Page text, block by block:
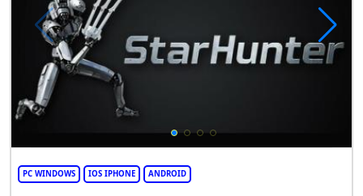
PC WINDOWS IOS IPHONE ANDROID